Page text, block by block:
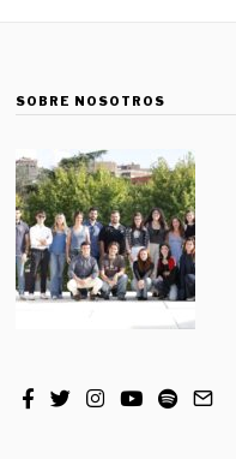
SOBRE NOSOTROS